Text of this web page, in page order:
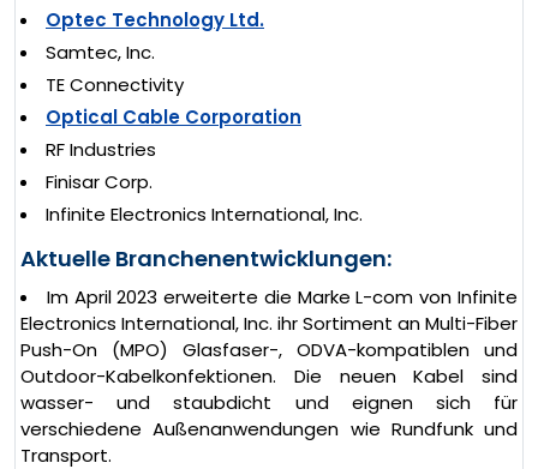
Optec Technology Ltd.
Samtec, Inc.
TE Connectivity
Optical Cable Corporation
RF Industries
Finisar Corp.
Infinite Electronics International, Inc.
Aktuelle Branchenentwicklungen:
Im April 2023 erweiterte die Marke L-com von Infinite
Electronics International, Inc. ihr Sortiment an Multi-Fiber
Push-On (MPO) Glasfaser-, ODVA-kompatiblen und
Outdoor-Kabelkonfektionen. Die neuen Kabel sind
wasser- und staubdicht und eignen sich für
verschiedene Außenanwendungen wie Rundfunk und
Transport.